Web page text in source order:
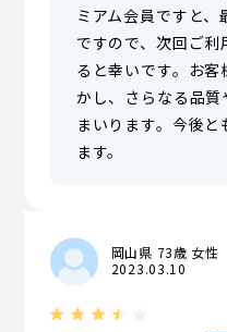
ミアム会員ですと
ですので、次回ご
ると幸いです。お
かし、さらなる品
まいります。今後
ます。
岡山県 73歳 女性
2023.03.10